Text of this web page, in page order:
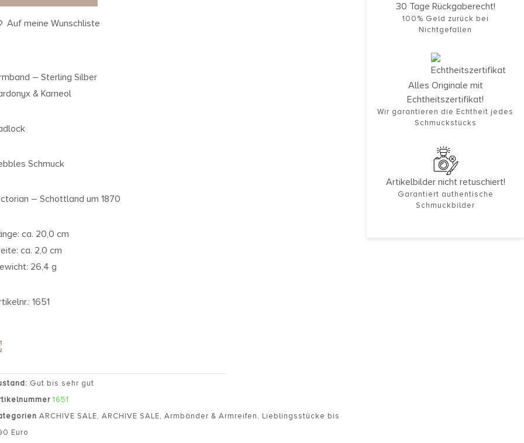
Auf meine Wunschliste
– Sterling Silber
& Karneol
Schmuck
– Schottland um 1870
ca. 20,0 cm
ca. 2,0 cm
26,4 g
1651
Gut bis sehr gut
1651
ARCHIVE SALE,ARCHIVE SALE,Armbänder & Armreifen, Lieblingsstücke bis
Euro
30 Tage Rückgaberecht!
100% Geld zurück bei
Nichtgefallen
Alles Originale mit
Echtheitszertifikat!
Wir garantieren die Echtheit jedes
Schmuckstücks
Artikelbilder nicht retuschiert!
Garantiert authentische
Schmuckbilder